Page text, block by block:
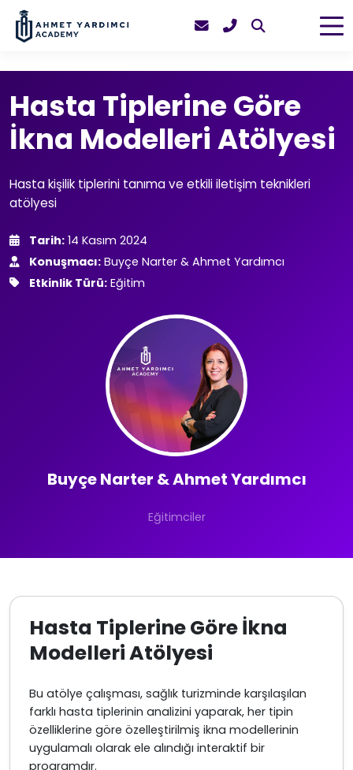
Hasta Tiplerine Göre
İkna Modelleri Atölyesi
Hasta kişilik tiplerini tanıma ve etkili iletişim teknikleri
atölyesi
Tarih: 14 Kasım 2024
Konuşmacı: Buyçe Narter & Ahmet Yardımcı
Etkinlik Türü: Eğitim
Buyçe Narter & Ahmet Yardımcı
Eğitimciler
Hasta Tiplerine Göre İkna
Modelleri Atölyesi
Bu atölye çalışması, sağlık turizminde karşılaşılan
farklı hasta tiplerinin analizini yaparak, her tipin
özelliklerine göre özelleştirilmiş ikna modellerinin
uygulamalı olarak ele alındığı interaktif bir
programdır.